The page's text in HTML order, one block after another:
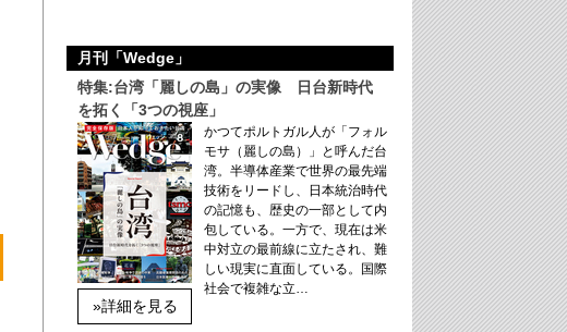
月刊「Wedge」
特集:台湾「麗しの島」の実像 日台新時代
を拓く「3つの視座」
»詳細を見る
かつてポルトガル人が「フォル
モサ（麗しの島）」と呼んだ台
湾。半導体産業で世界の最先端
技術をリードし、日本統治時代
の記憶も、歴史の一部として内
包している。一方で、現在は米
中対立の最前線に立たされ、難
しい現実に直面している。国際
社会で複雑な立…